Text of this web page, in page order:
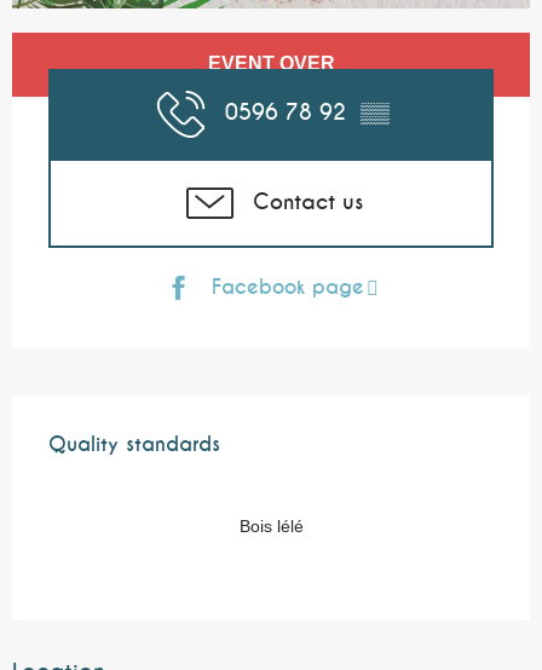
Opening hours & contact details
EVENT OVER
0596 78 92 ▒▒
Contact us
Facebook page
Quality standards
Quality standards
Bois lélé